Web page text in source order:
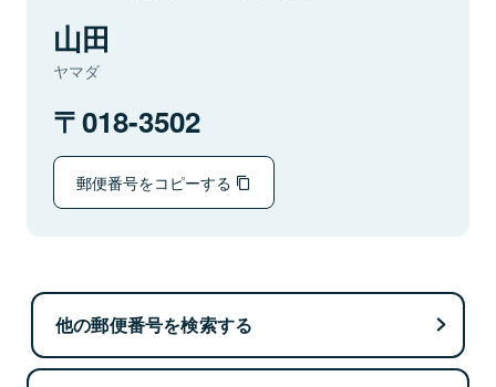
山田
ヤマダ
018-3502
郵便番号をコピーする
他の郵便番号を検索する